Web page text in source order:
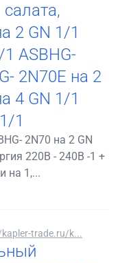
2 GN 1/1
ASBHG-
2N70E на 2
4 GN 1/1
1
2N70 на 2 GN
220В - 240В -1 +
на 1,...
trade.ru/k...